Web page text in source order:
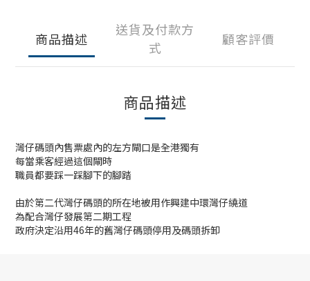
商品描述
送貨及付款方
式
顧客評價
商品描述
灣仔碼頭內售票處內的左方閘口是全港獨有
每當乘客經過這個閘時
職員都要踩一踩腳下的腳踏
由於第二代灣仔碼頭的所在地被用作興建中環灣仔繞道
為配合灣仔發展第二期工程
政府決定沿用46年的舊灣仔碼頭停用及碼頭拆卸